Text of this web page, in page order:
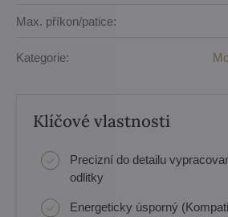
Max. příkon/patice:
Kategorie:
Klíčové vlastnosti
Precizní do detailu
odlitky
Energeticky úsporný